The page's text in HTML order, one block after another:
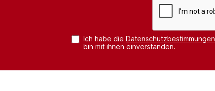
Ich habe die Datenschutzbestimmungen
bin mit ihnen einverstanden.